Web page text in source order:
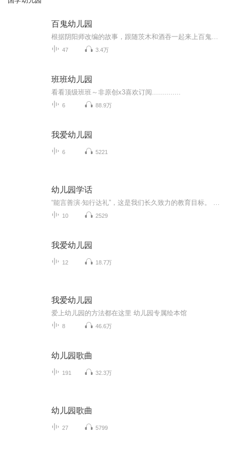
百鬼幼儿园
47 3.4万
班班幼儿园
看看顶级班班～非原创x3喜欢订阅..............
6 88.9万
我爱幼儿园
6 5221
幼儿园学话
10 2529
我爱幼儿园
12 18.7万
我爱幼儿园
爱上幼儿园的方法都在这里 幼儿园专属绘本馆
8 46.6万
幼儿园歌曲
191 32.3万
幼儿园歌曲
27 5799